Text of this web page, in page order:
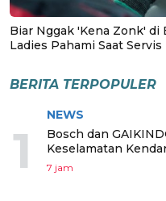
Biar Nggak 'Kena Zonk' di
Ladies Pahami Saat
BERITA TERPOPULER
1
NEWS
Bosch dan
Keselamatan
7 jam